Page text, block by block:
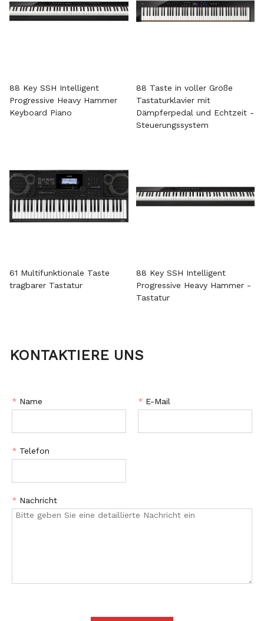
88 Key SSH Intelligent
Progressive Heavy Hammer
Keyboard Piano
88 Taste in voller Größe
Tastaturklavier mit
Dämpferpedal und Echtzeit -
Steuerungssystem
61 Multifunktionale Taste
tragbarer Tastatur
88 Key SSH Intelligent
Progressive Heavy Hammer -
Tastatur
KONTAKTIERE UNS
* Name * E-Mail
* Telefon
* Nachricht